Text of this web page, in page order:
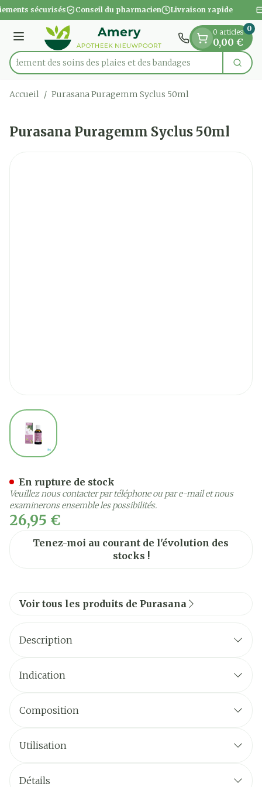
Aller au contenu
1 de 1
sécurisés Conseil du pharmacien Livraison rapide
Menu
Rechercherdes soins des plaies et des bandages
0 articles
0,00 €
0
Accueil / Purasana Puragemm Syclus 50ml
Purasana Puragemm Syclus 50ml
View larger image
26,95 €
Tenez-moi au courant de l'évolution des
stocks !
En rupture de stock
Veuillez nous contacter par téléphone ou par e-mail et nous
examinerons ensemble les possibilités.
Voir tous les produits de Purasana
Description
Indication
Composition
Utilisation
Détails